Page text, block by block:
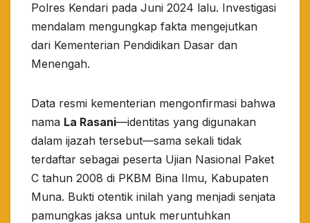
Polres Kendari pada Juni 2024 lalu. Investigasi
mendalam mengungkap fakta mengejutkan
dari Kementerian Pendidikan Dasar dan
Menengah.
​Data resmi kementerian mengonfirmasi bahwa
nama La Rasani—identitas yang digunakan
dalam ijazah tersebut—sama sekali tidak
terdaftar sebagai peserta Ujian Nasional Paket
C tahun 2008 di PKBM Bina Ilmu, Kabupaten
Muna. Bukti otentik inilah yang menjadi senjata
pamungkas jaksa untuk meruntuhkan